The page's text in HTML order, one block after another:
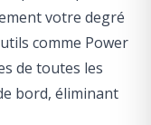
votre degré
comme Power
de toutes les
bord, éliminant